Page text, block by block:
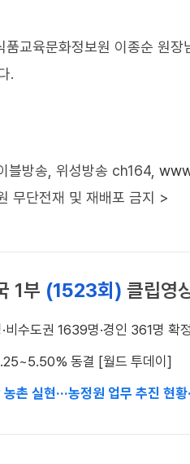
품교육문화정보원 이종순 원장
.
블방송, 위성방송 ch164,
무단전재 및 재배포 금지 >
1부 (1523회) 클립영
비수도권 1639명·경인 361명 확
동결 [월드 투데이]
촌 실현···농정원 업무 추진 현